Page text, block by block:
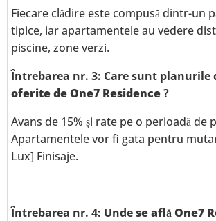
Fiecare clădire este compusă dintr-un
tipice, iar apartamentele au vedere
piscine, zone verzi.
Întrebarea nr. 3: Care sunt planurile
oferite de One7 Residence?
Avans de 15% și rate pe o perioadă de
Apartamentele vor fi gata pentru
Lux] Finisaje.
Întrebarea nr. 4: Undese află One7